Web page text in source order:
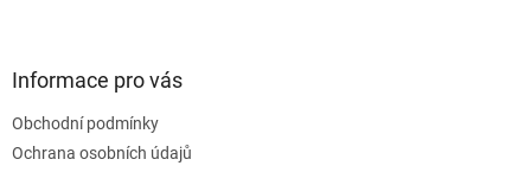
Informace pro vás
Obchodní podmínky
Ochrana osobních údajů